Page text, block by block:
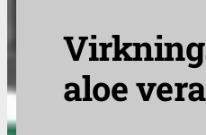
aloe vera